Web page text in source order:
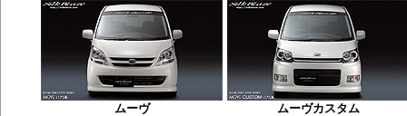
ムーヴ
ムーヴカスタム